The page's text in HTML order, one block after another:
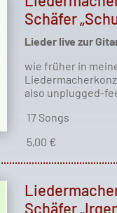
Schäfer
Lieder live zur
wie früher in
also unplugged-
17 Songs
5,00 €
Schäfer